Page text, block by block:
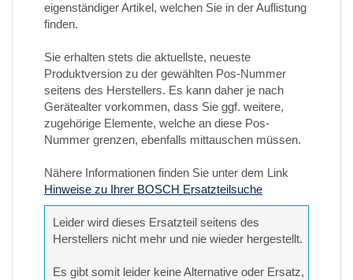
eigenständiger Artikel, welchen Sie in der Auflistung
finden.
Sie erhalten stets die aktuellste, neueste
Produktversion zu der gewählten Pos-Nummer
seitens des Herstellers. Es kann daher je nach
Gerätealter vorkommen, dass Sie ggf. weitere,
zugehörige Elemente, welche an diese Pos-
Nummer grenzen, ebenfalls mittauschen müssen.
Nähere Informationen finden Sie unter dem Link
Hinweise zu Ihrer BOSCH Ersatzteilsuche
Leider wird dieses Ersatzteil seitens des
Herstellers nicht mehr und nie wieder hergestellt.
Es gibt somit leider keine Alternative oder Ersatz,